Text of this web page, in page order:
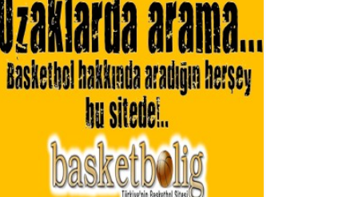
A. BAHRİ VRESKALA
Köşe Yazarı